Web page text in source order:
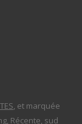
, et marquée
, Récente, sud